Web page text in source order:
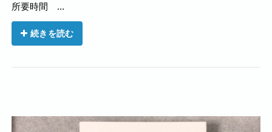
所要時間 ...
続きを読む